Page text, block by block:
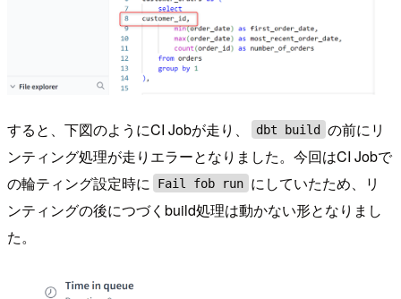
すると、下図のようにCI Jobが走り、 dbt build の前にリ
ンティング処理が走りエラーとなりました。今回はCI Jobで
の輪ティング設定時に
Fail fob run にしていたため、リ
ンティングの後につづくbuild処理は動かない形となりまし
た。